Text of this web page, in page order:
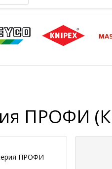
ПРОФИ
ПРОФИ